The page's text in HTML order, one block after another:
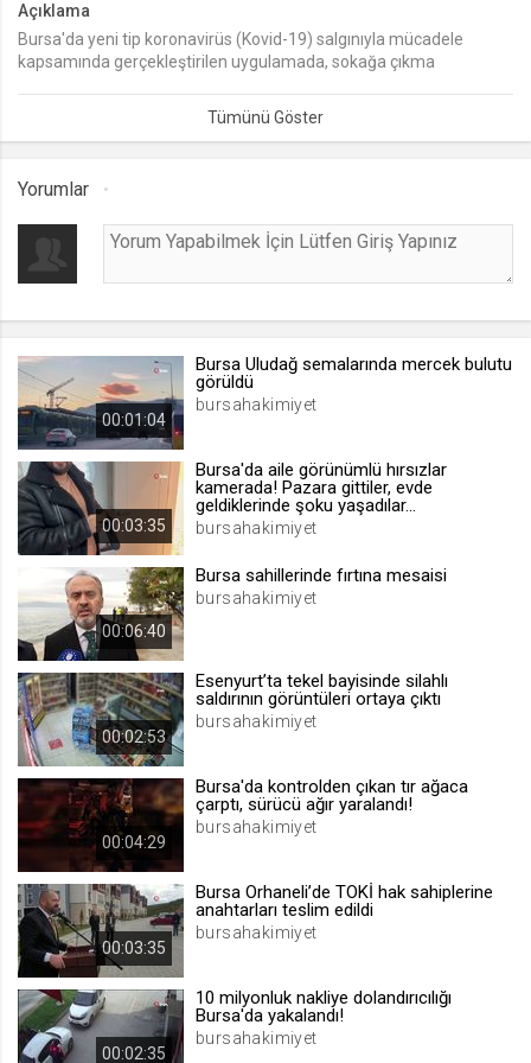
lang
.web.tv
Seçilen dil tercihini tutmak
.web.tv
[hash]
.web.tv
channelCategories
Site içeriği önerme
voteLike*
.web.tv
1 ay
.web.tv
İsimsiz ziyaretçi için site içeriği
Açıklama
Bursa'da yeni tip koronavirüs (Kovid-19) salgınıyla mücadele
kapsamında gerçekleştirilen uygulamada, sokağa çıkma
Yorumlar
00:01:04
Bursa Uludağ semalarında mercek bulutu
görüldü
bursahakimiyet
00:03:35
Bursa'da aile görünümlü hırsızlar
kamerada! Pazara gittiler, evde
geldiklerinde şoku yaşadılar...
bursahakimiyet
00:06:40
Bursa sahillerinde fırtına mesaisi
bursahakimiyet
00:02:53
Esenyurt’ta tekel bayisinde silahlı
saldırının görüntüleri ortaya çıktı
bursahakimiyet
00:04:29
Bursa'da kontrolden çıkan tır ağaca
çarptı, sürücü ağır yaralandı!
bursahakimiyet
00:03:35
Bursa Orhaneli’de TOKİ hak sahiplerine
anahtarları teslim edildi
bursahakimiyet
00:02:35
10 milyonluk nakliye dolandırıcılığı
Bursa'da yakalandı!
bursahakimiyet